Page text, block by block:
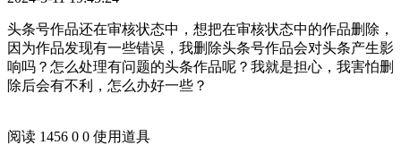
头条号作品还在审核状态中，想把在审核状态中的作品删除，
因为作品发现有一些错误，我删除头条号作品会对头条产生影
响吗？怎么处理有问题的头条作品呢？我就是担心，我害怕删
除后会有不利，怎么办好一些？
阅读 1456 0 0 使用道具